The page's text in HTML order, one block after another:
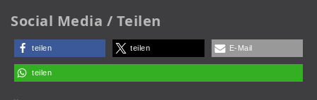
Social Media / Teilen
teilen teilen E-Mail
teilen